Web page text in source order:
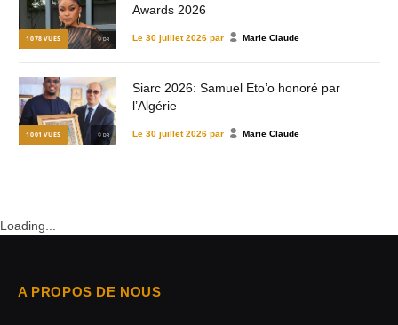
1 078 VUES © DR
Awards 2026
Le 30 juillet 2026 par Marie Claude
1 001 VUES © DR
Siarc 2026: Samuel Eto’o honoré par
l’Algérie
Le 30 juillet 2026 par Marie Claude
Loading...
A PROPOS DE NOUS